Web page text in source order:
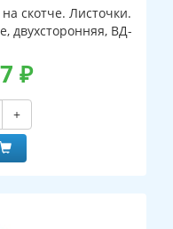
скотче. Листочки.
двухсторонняя, ВД-
₽
+